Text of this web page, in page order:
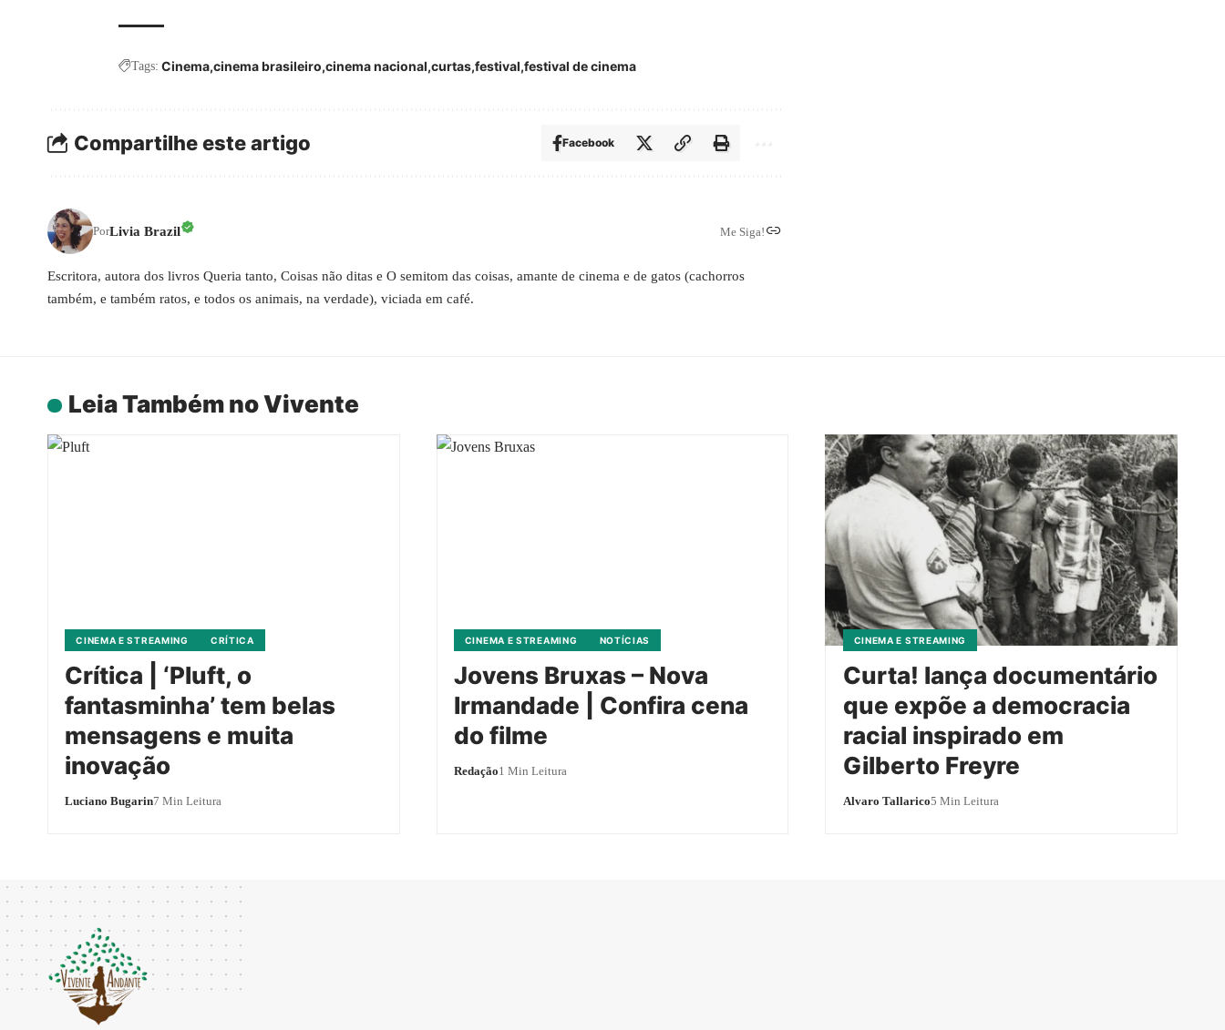
Tags: Cinema cinema brasileiro cinema nacional curtas festival festival de cinema
Compartilhe este artigo Facebook
PorLivia Brazil Me Siga!
Escritora, autora dos livros Queria tanto, Coisas não ditas e O semitom das coisas, amante de cinema e de gatos (cachorros
também, e também ratos, e todos os animais, na verdade), viciada em café.
Leia Também no Vivente
CINEMA E STREAMING CRÍTICA
Crítica | ‘Pluft, o
fantasminha’ tem belas
mensagens e muita
inovação
Luciano Bugarin7 Min Leitura
CINEMA E STREAMING NOTÍCIAS
Jovens Bruxas – Nova
Irmandade | Confira cena
do filme
Redação1 Min Leitura
CINEMA E STREAMING
Curta! lança documentário
que expõe a democracia
racial inspirado em
Gilberto Freyre
Alvaro Tallarico5 Min Leitura